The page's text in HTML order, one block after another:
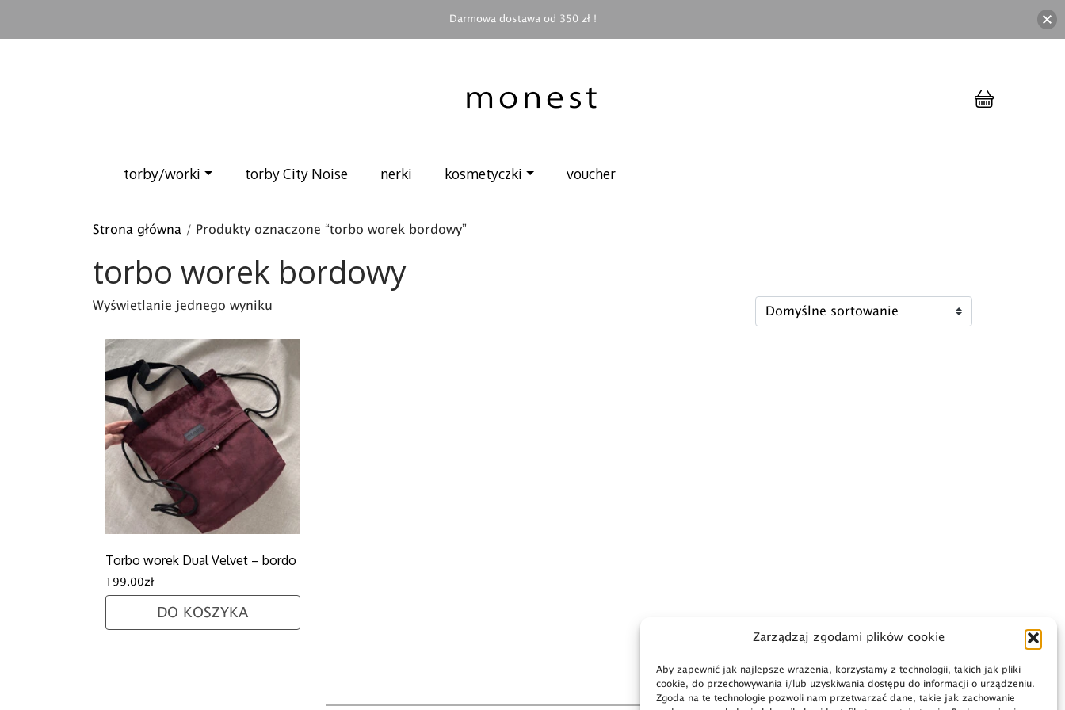
Zarządzaj zgodami plików cookie
Aby zapewnić jak najlepsze wrażenia, korzystamy z technologii, takich jak pliki
cookie, do przechowywania i/lub uzyskiwania dostępu do informacji o urządzeniu.
Zgoda na te technologie pozwoli nam przetwarzać dane, takie jak zachowanie
torby/worki torby City Noise nerki kosmetyczki voucher
Strona główna / Produkty oznaczone “torbo worek bordowy”
torbo worek bordowy
Wyświetlanie jednego wyniku
Torbo worek Dual Velvet – bordo
199.00zł
DO KOSZYKA
Darmowa dostawa od 350 zł !